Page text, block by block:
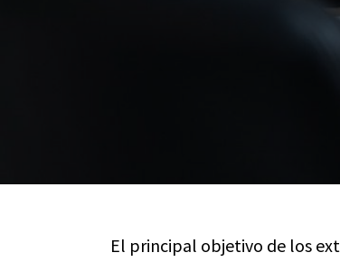
El principal objetivo de los